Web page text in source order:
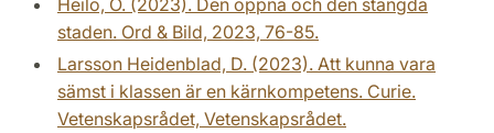
staden. Ord & Bild, 2023, 76-85.
Larsson Heidenblad, D. (2023). Att kunna vara
sämst i klassen är en kärnkompetens. Curie.
Vetenskapsrådet, Vetenskapsrådet.